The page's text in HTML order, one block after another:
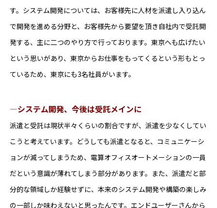
す。システム開発については、お客様先に人材を派遣し入り込ん
で開発を進める分野と、お客様先から要望を頂き自社内で受託開
発する、主に二つのやり方で行っております。東京へも広げたい
という思いがあり、東京からお仕事をもってくるという形もとっ
ているため、東京にも3名社員がいます。
―システム開発、今後は受託メインに
派遣と受託は現状半々くらいの割合ですが、派遣を少なくしてい
こうと考えています。どうしても派遣となると、コミュニケーシ
ョンが減ってしまうため、電算オフィスオートメーションの一員
だという意識が薄れてしまう部分があります。また、派遣だと部
分的な領域しか経験せずに、本来のシステム開発や構築の楽しみ
の一部しか味わえないと思ったんです。エンドユーザーさんから